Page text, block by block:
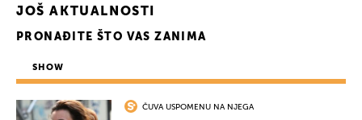
JOŠ AKTUALNOSTI
PRONAĐITE ŠTO VAS ZANIMA
SHOW
ČUVA USPOMENU NA NJEGA